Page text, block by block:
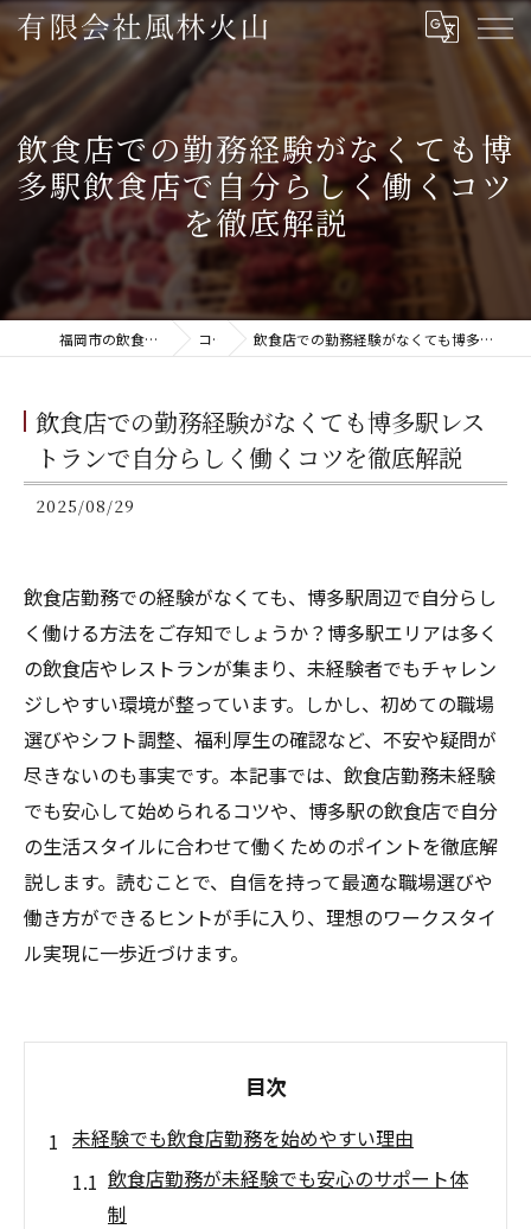
飲食店での勤務経験がなくても博
多駅飲食店で自分らしく働くコツ
を徹底解説
福岡市の飲食は有限会社風林火山 コラム 飲食店での勤務経験がなくても博多駅レストランで自分らしく働くコツを徹底解説
飲食店での勤務経験がなくても博多駅レス
トランで自分らしく働くコツを徹底解説
2025/08/29
飲食店勤務での経験がなくても、博多駅周辺で自分らし
く働ける方法をご存知でしょうか？博多駅エリアは多く
の飲食店やレストランが集まり、未経験者でもチャレン
ジしやすい環境が整っています。しかし、初めての職場
選びやシフト調整、福利厚生の確認など、不安や疑問が
尽きないのも事実です。本記事では、飲食店勤務未経験
でも安心して始められるコツや、博多駅の飲食店で自分
の生活スタイルに合わせて働くためのポイントを徹底解
説します。読むことで、自信を持って最適な職場選びや
働き方ができるヒントが手に入り、理想のワークスタイ
ル実現に一歩近づけます。
目次
未経験でも飲食店勤務を始めやすい理由
飲食店勤務が未経験でも安心のサポート体
制